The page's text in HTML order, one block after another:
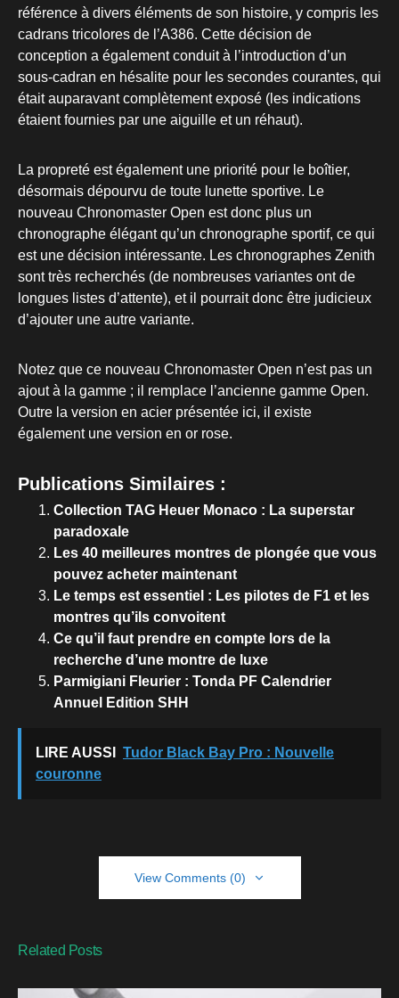
référence à divers éléments de son histoire, y compris les
cadrans tricolores de l’A386. Cette décision de
conception a également conduit à l’introduction d’un
sous-cadran en hésalite pour les secondes courantes, qui
était auparavant complètement exposé (les indications
étaient fournies par une aiguille et un réhaut).
La propreté est également une priorité pour le boîtier,
désormais dépourvu de toute lunette sportive. Le
nouveau Chronomaster Open est donc plus un
chronographe élégant qu’un chronographe sportif, ce qui
est une décision intéressante. Les chronographes Zenith
sont très recherchés (de nombreuses variantes ont de
longues listes d’attente), et il pourrait donc être judicieux
d’ajouter une autre variante.
Notez que ce nouveau Chronomaster Open n’est pas un
ajout à la gamme ; il remplace l’ancienne gamme Open.
Outre la version en acier présentée ici, il existe
également une version en or rose.
Publications Similaires :
Collection TAG Heuer Monaco : La superstar
paradoxale
Les 40 meilleures montres de plongée que vous
pouvez acheter maintenant
Le temps est essentiel : Les pilotes de F1 et les
montres qu’ils convoitent
Ce qu’il faut prendre en compte lors de la
recherche d’une montre de luxe
Parmigiani Fleurier : Tonda PF Calendrier
Annuel Edition SHH
LIRE AUSSI
Tudor Black Bay Pro : Nouvelle
couronne
View Comments (0)
Related Posts